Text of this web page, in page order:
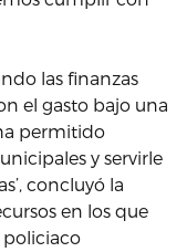
las finanzas
el gasto bajo una
permitido
y servirle
concluyó la
en los que